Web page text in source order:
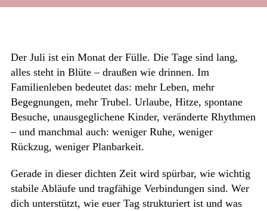
Der Juli ist ein Monat der Fülle. Die Tage sind lang,
alles steht in Blüte – draußen wie drinnen. Im
Familienleben bedeutet das: mehr Leben, mehr
Begegnungen, mehr Trubel. Urlaube, Hitze, spontane
Besuche, unausgeglichene Kinder, veränderte Rhythmen
– und manchmal auch: weniger Ruhe, weniger
Rückzug, weniger Planbarkeit.
Gerade in dieser dichten Zeit wird spürbar, wie wichtig
stabile Abläufe und tragfähige Verbindungen sind. Wer
dich unterstützt, wie euer Tag strukturiert ist und was